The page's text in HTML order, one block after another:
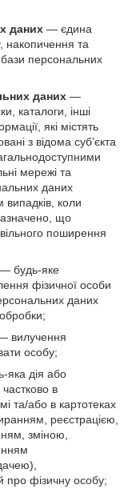
даних — єдина
накопичення та
персональних
даних —
каталоги, інші
які містять
з відома суб’єкта
мережі та
даних
випадків, коли
що
поширення
— будь-яке
фізичної особи
даних
вилучення
особу;
яка дія або
частково в
та/або в картотеках
реєстрацією,
зміною,
фізичну особу;